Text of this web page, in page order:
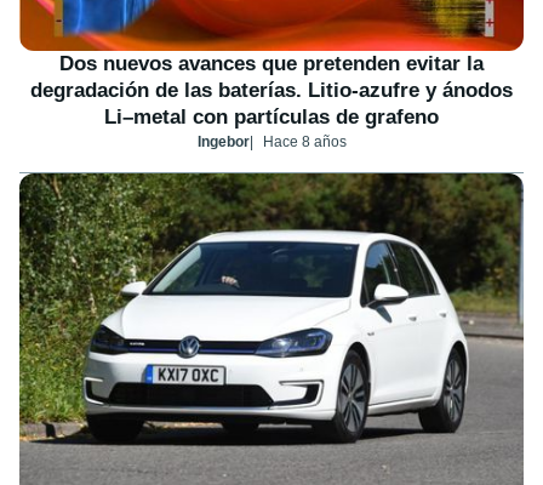
Dos nuevos avances que pretenden evitar la
degradación de las baterías. Litio-azufre y ánodos
Li–metal con partículas de grafeno
Ingebor Hace 8 años